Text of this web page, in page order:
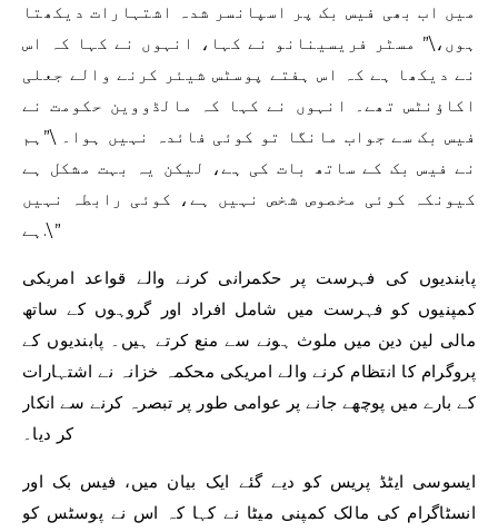
میں اب بھی فیس بک پر اسپانسر شدہ اشتہارات دیکھتا
ہوں،\” مسٹر فریسینانو نے کہا، انہوں نے کہا کہ اس
نے دیکھا ہے کہ اس ہفتے پوسٹس شیئر کرنے والے جعلی
اکاؤنٹس تھے۔ انہوں نے کہا کہ مالڈووین حکومت نے
فیس بک سے جواب مانگا تو کوئی فائدہ نہیں ہوا۔ \”ہم
نے فیس بک کے ساتھ بات کی ہے، لیکن یہ بہت مشکل ہے
کیونکہ کوئی مخصوص شخص نہیں ہے، کوئی رابطہ نہیں
ہے.\”
پابندیوں کی فہرست پر حکمرانی کرنے والے قواعد امریکی
کمپنیوں کو فہرست میں شامل افراد اور گروہوں کے ساتھ
مالی لین دین میں ملوث ہونے سے منع کرتے ہیں۔ پابندیوں کے
پروگرام کا انتظام کرنے والے امریکی محکمہ خزانہ نے اشتہارات
کے بارے میں پوچھے جانے پر عوامی طور پر تبصرہ کرنے سے انکار
کر دیا۔
ایسوسی ایٹڈ پریس کو دیے گئے ایک بیان میں، فیس بک اور
انسٹاگرام کی مالک کمپنی میٹا نے کہا کہ اس نے پوسٹس کو